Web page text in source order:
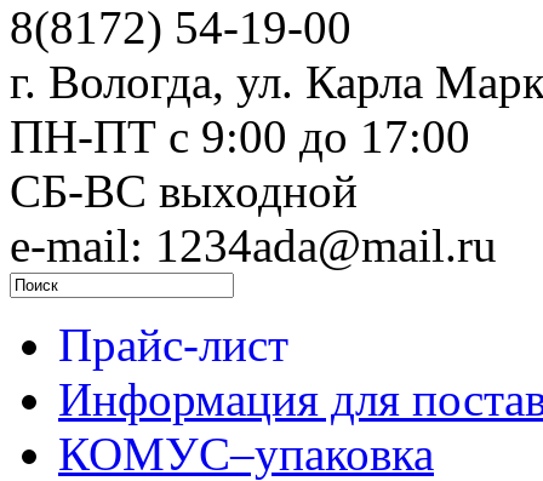
8(8172) 54-19-00
г. Вологда, ул. Карла
ПН-ПТ c 9:00 до 17:00
СБ-ВС выходной
e-mail: 1234ada@mail.ru
Прайс-лист
Информация для
КОМУС–упаковка